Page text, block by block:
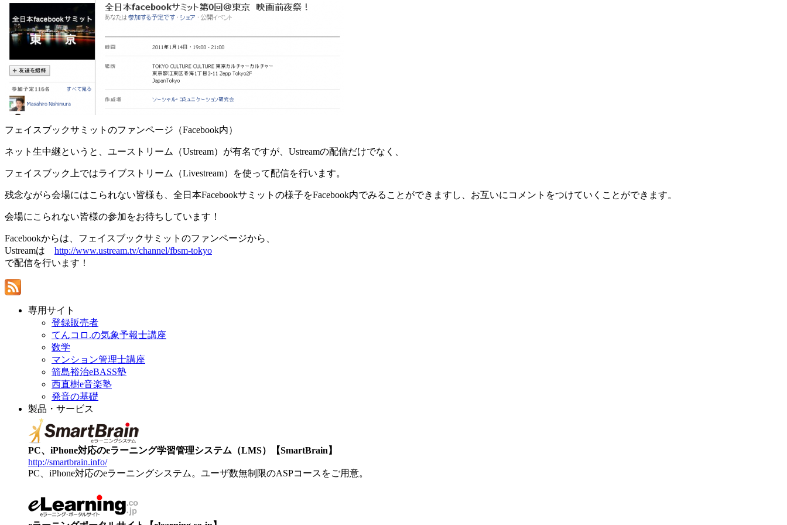
フェイスブックサミットのファンページ（Facebook内）
ネット生中継というと、ユーストリーム（Ustream）が有名ですが、Ustreamの配信だけでなく、
フェイスブック上ではライブストリーム（Livestream）を使って配信を行います。
残念ながら会場にはこられない皆様も、全日本Facebookサミットの様子をFacebook内でみることができますし、お互いにコメントをつけていくことができます。
会場にこられない皆様の参加をお待ちしています！
Facebookからは、フェイスブックサミットのファンページから、
Ustreamは http://www.ustream.tv/channel/fbsm-tokyo
で配信を行います！
専用サイト
登録販売者
てんコロ.の気象予報士講座
数学
マンション管理士講座
箭島裕治eBASS塾
西直樹e音楽塾
発音の基礎
製品・サービス
PC、iPhone対応のeラーニング学習管理システム（LMS）【SmartBrain】
http://smartbrain.info/
PC、iPhone対応のeラーニングシステム。ユーザ数無制限のASPコースをご用意。